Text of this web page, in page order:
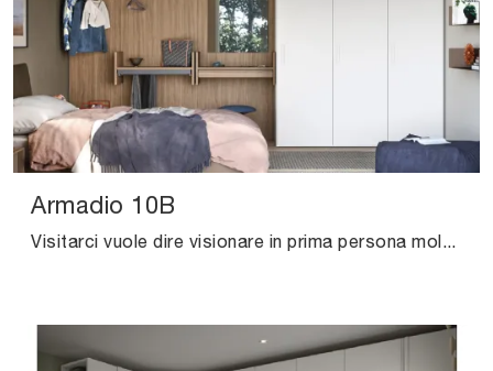
Armadio 10B
Visitarci vuole dire visionare in prima persona molti mobili del noto e conosciuto marchio, sempre di grande design.